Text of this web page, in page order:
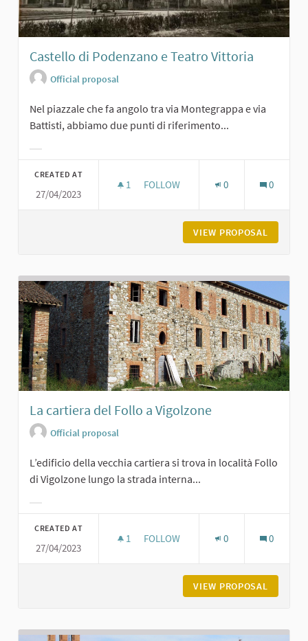
Castello di Podenzano e Teatro Vittoria
Official proposal
Nel piazzale che fa angolo tra via Montegrappa e via
Battisti, abbiamo due punti di riferimento...
CREATED AT
27/04/2023
1 1 FOLLOWER
FOLLOW 0 0
VIEW PROPOSAL
La cartiera del Follo a Vigolzone
Official proposal
L’edificio della vecchia cartiera si trova in località Follo
di Vigolzone lungo la strada interna...
CREATED AT
27/04/2023
1 1 FOLLOWER
FOLLOW 0 0
VIEW PROPOSAL